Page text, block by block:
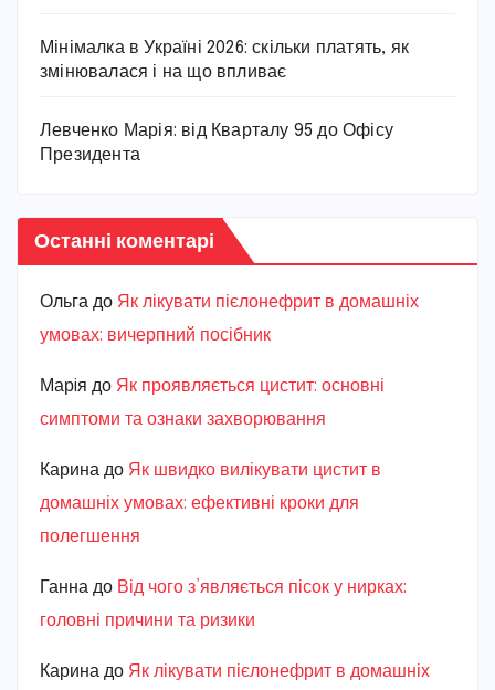
Мінімалка в Україні 2026: скільки платять, як
змінювалася і на що впливає
Левченко Марія: від Кварталу 95 до Офісу
Президента
Останні коментарі
Ольга до Як лікувати пієлонефрит в домашніх
умовах: вичерпний посібник
Марiя до Як проявляється цистит: основні
симптоми та ознаки захворювання
Карина до Як швидко вилікувати цистит в
домашніх умовах: ефективні кроки для
полегшення
Ганна до Від чого з’являється пісок у нирках:
головні причини та ризики
Карина до Як лікувати пієлонефрит в домашніх